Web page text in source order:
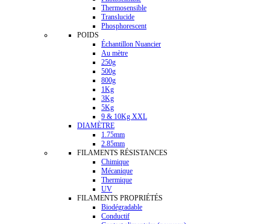
Thermosensible
Translucide
Phosphorescent
POIDS
Échantillon Nuancier
Au mètre
250g
500g
800g
1Kg
3Kg
5Kg
9 & 10Kg XXL
DIAMÈTRE
1.75mm
2.85mm
FILAMENTS RÉSISTANCES
Chimique
Mécanique
Thermique
UV
FILAMENTS PROPRIÉTÉS
Biodégradable
Conductif